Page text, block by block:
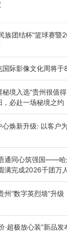
族团结杯”篮球赛暨
回族苗族自治县第二
“村B…
国际影像文化周将于
义海龙屯国际影像
屯核心景区…
境入选“贵州很值
必赴一场秘境之约
年“贵州很值得
…焕新升级: 以客户
本土洞察，深化客
27日，成…
通同心筑强国——哈
满完成2026千团万
团万人推普强国行
韵传普…
州“数字英烈墙”升
，由贵州省退役军
联合贵州广电…
·超极放心装”新品